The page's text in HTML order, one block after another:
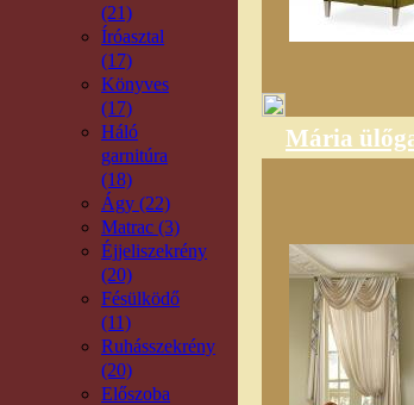
(21)
Íróasztal
(17)
Könyves
(17)
Háló
garnitúra
(18)
Ágy (22)
Matrac (3)
Éjjeliszekrény
(20)
Fésülködő
(11)
Ruhásszekrény
(20)
Előszoba
Mária